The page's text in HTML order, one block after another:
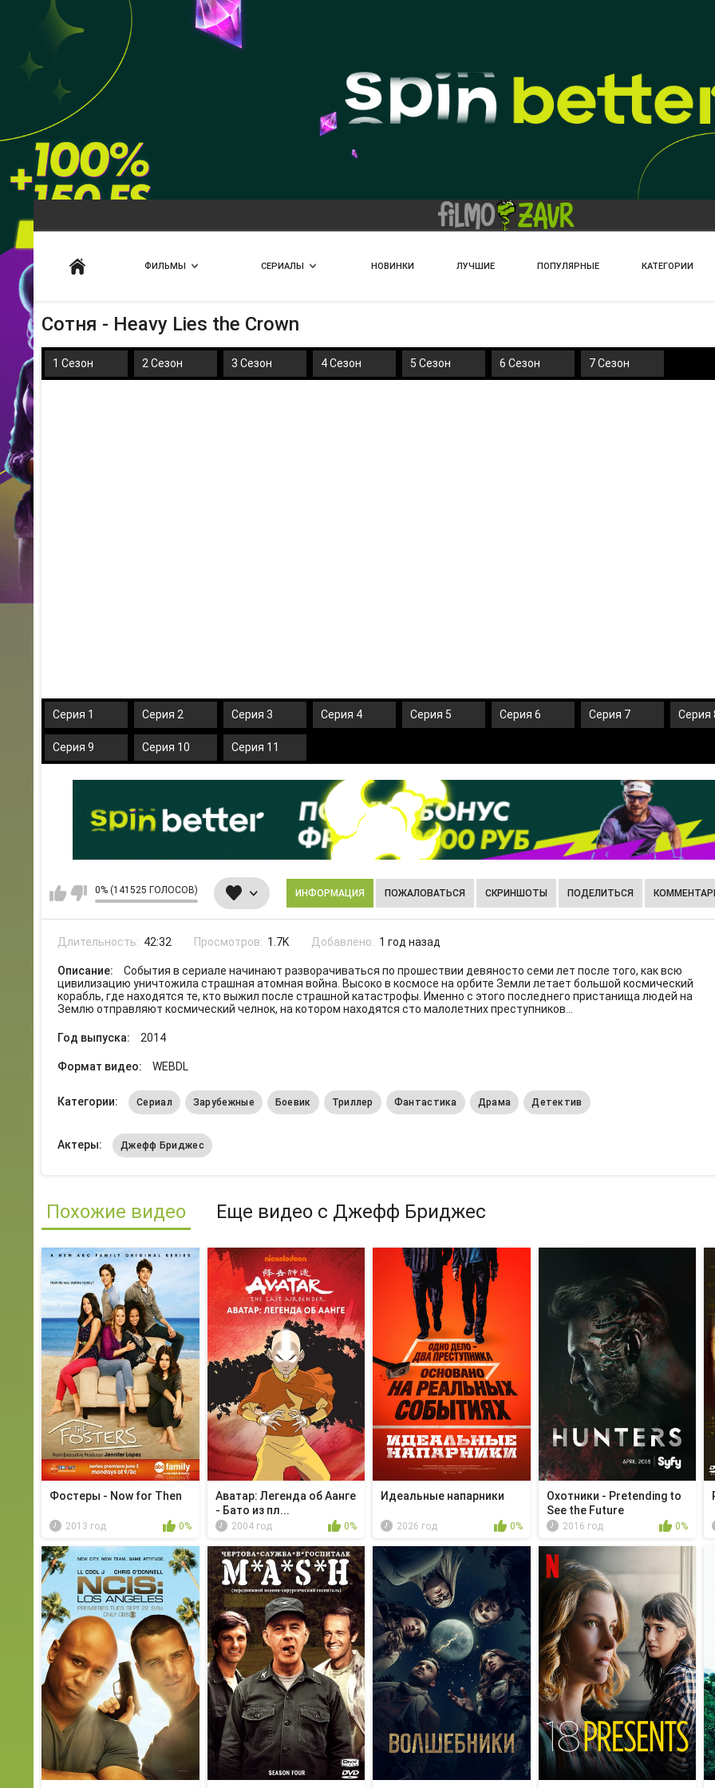
ФИЛЬМЫ СЕРИАЛЫ НОВИНКИ ЛУЧШИЕ ПОПУЛЯРНЫЕ КАТЕГОРИИ
Сотня - Heavy Lies the Crown
1 Сезон 2 Сезон 3 Сезон 4 Сезон 5 Сезон 6 Сезон 7 Сезон
Серия 1 Серия 2 Серия 3 Серия 4 Серия 5 Серия 6 Серия 7 Серия
Серия 9 Серия 10 Серия 11
0% (141525 ГОЛОСОВ) ИНФОРМАЦИЯ ПОЖАЛОВАТЬСЯ СКРИНШОТЫ ПОДЕЛИТЬСЯ
Длительность: 42:32 Просмотров: 1.7K Добавлено: 1 год назад
Описание:
События в сериале начинают разворачиваться по прошествии девяносто семи лет после того, как всю
цивилизацию уничтожила страшная атомная война. Высоко в космосе на орбите Земли летает большой космический
корабль, где находятся те, кто выжил после страшной катастрофы. Именно с этого последнего пристанища людей на
Землю отправляют космический челнок, на котором находятся сто малолетних преступников...
Год выпуска: 2014
Формат видео: WEBDL
Категории: Сериал Зарубежные Боевик Триллер Фантастика Драма Детектив
Актеры: Джефф Бриджес
Похожие видео Еще видео с Джефф Бриджес
Фостеры - Now for Then
2013 год 0%
Аватар: Легенда об Аанге
- Бато из пл...
2004 год 0%
Идеальные напарники
2026 год 0%
Охотники - Pretending to
See the Future
2016 год 0%